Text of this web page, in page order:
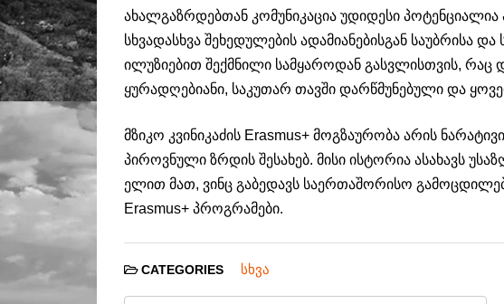
ახალგაზრდებთან კომუნიკაცია უდიდესი
სხვადასხვა შეხედულების ადამიანებისგან საუბრისა
ილუზიებით შექმნილი სამყაროდან გასვლისთვის,
ყურადღებიანი, საკუთარ თავში დარწმუნებული და
მზიკო კვინიკაძის Erasmus+ მოგზაურობა არის
პიროვნული ზრდის შესახებ. მისი ისტორია ასახავს
ელით მათ, ვინც გაბედავს საერთაშორისო
Erasmus+ პროგრამები.
CATEGORIES სხვა